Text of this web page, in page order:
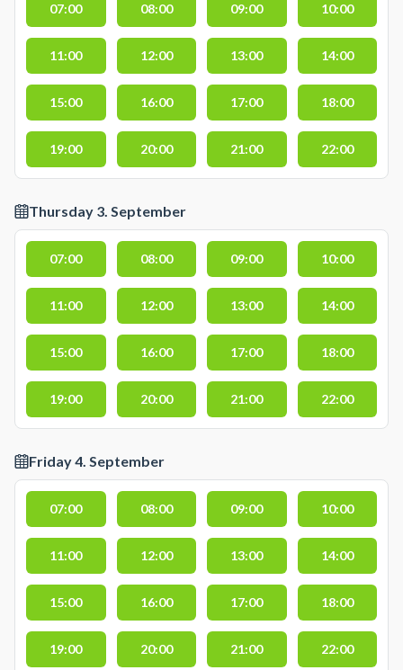
07:00 08:00 09:00 10:00
11:00 12:00 13:00 14:00
15:00 16:00 17:00 18:00
19:00 20:00 21:00 22:00
Thursday 3. September
07:00 08:00 09:00 10:00
11:00 12:00 13:00 14:00
15:00 16:00 17:00 18:00
19:00 20:00 21:00 22:00
Friday 4. September
07:00 08:00 09:00 10:00
11:00 12:00 13:00 14:00
15:00 16:00 17:00 18:00
19:00 20:00 21:00 22:00